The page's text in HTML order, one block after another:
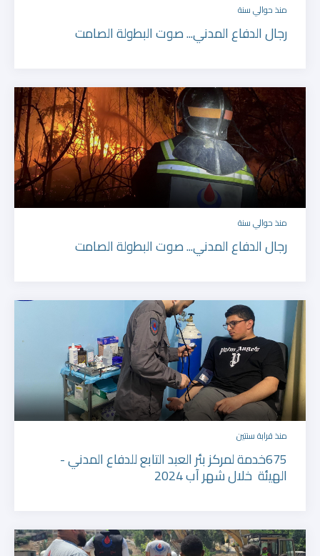
منذ حوالي سنة
رجال الدفاع المدني... صوت البطولة الصامت
منذ حوالي سنة
رجال الدفاع المدني... صوت البطولة الصامت
منذ قرابة سنتين
675خدمة لمركز بئر العبد التابع للدفاع المدني -
الهيئة خلال شهر آب 2024